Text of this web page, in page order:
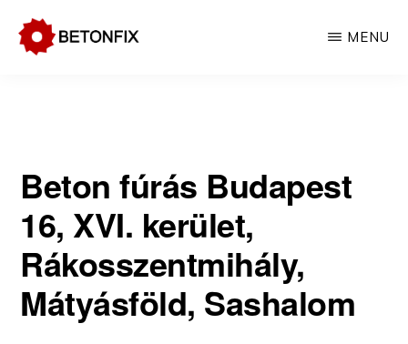
Skip
MENU
Beton fúrás Budapest
16, XVI. kerület,
Rákosszentmihály,
Mátyásföld, Sashalom